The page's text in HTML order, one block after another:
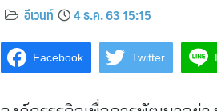
อีเวนท์ 4 ธ.ค. 63 15:15
Facebook Twitter